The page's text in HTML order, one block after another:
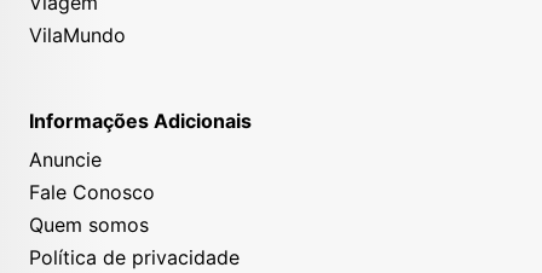
VilaMundo
Informações Adicionais
Anuncie
Fale Conosco
Quem somos
Política de privacidade